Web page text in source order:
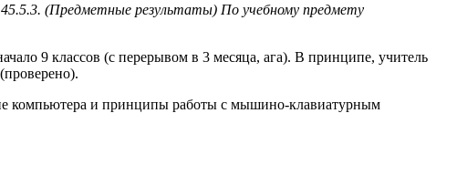
(Предметные результаты) По учебному предмету
9 классов (с перерывом в 3 месяца, ага). В принципе, учитель
компьютера и принципы работы с мышино-клавиатурным